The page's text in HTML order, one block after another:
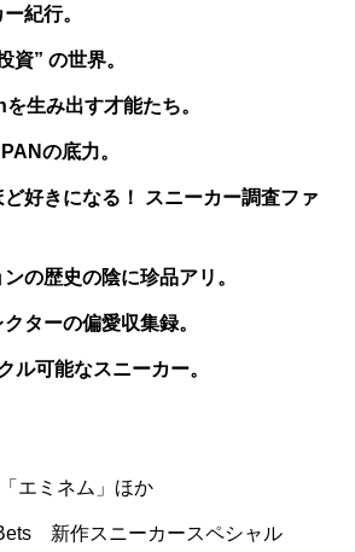
紀行。
資” の世界。
生み出す才能たち。
の底力。
好きになる！ スニーカー調査ファ
の歴史の陰に珍品アリ。
ターの偏愛収集録。
ル可能なスニーカー。
エミネム」ほか
新作スニーカースペシャル